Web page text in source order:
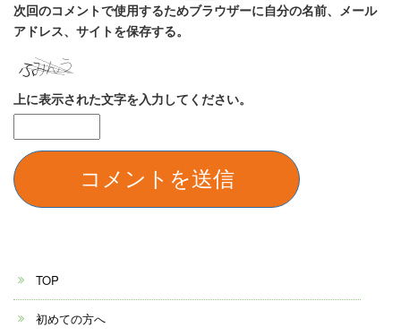
次回のコメントで使用するためブラウザーに自分の名前、メール
アドレス、サイトを保存する。
上に表示された文字を入力してください。
TOP
初めての方へ